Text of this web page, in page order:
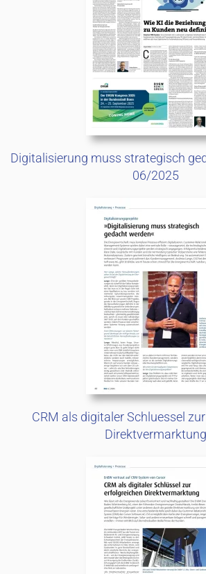
Digitalisierung muss strategisch
06/2025
CRM als digitaler Schluessel
Direktvermarktung